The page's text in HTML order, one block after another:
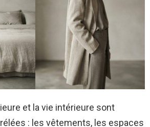
et la vie intérieure sont
: les vêtements, les espaces